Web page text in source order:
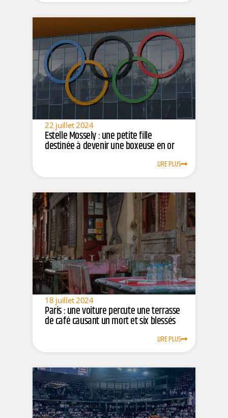
22 juillet 2024
Estelle Mossely : une petite fille
destinée à devenir une boxeuse en or
LIRE PLUS
18 juillet 2024
Paris : une voiture percute une terrasse
de café causant un mort et six blessés
LIRE PLUS